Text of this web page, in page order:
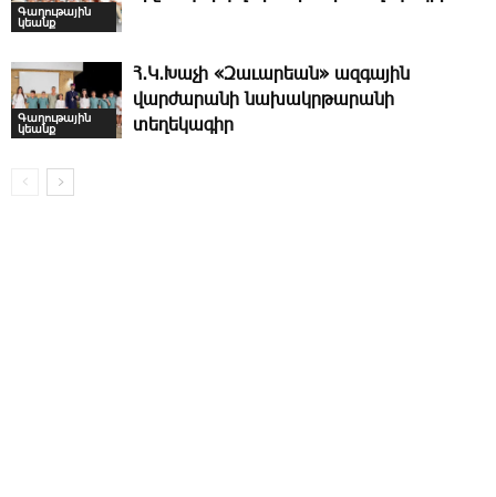
Գաղութային
կեանք
Գաղութային
կեանք
Հ․Կ․Խաչի «Զաւարեան» ազգային
վարժարանի նախակրթարանի
տեղեկագիր